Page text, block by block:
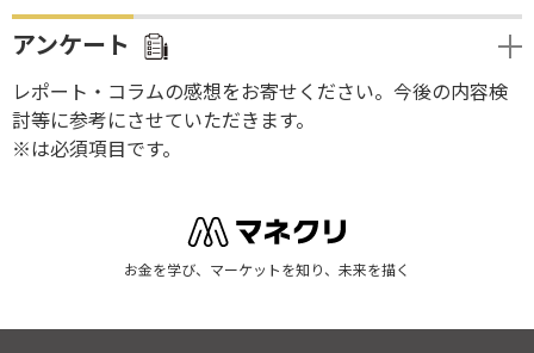
アンケート
レポート・コラムの感想をお寄せください。今後の内容検
討等に参考にさせていただきます。
※は必須項目です。
お金を学び、マーケットを知り、未来を描く